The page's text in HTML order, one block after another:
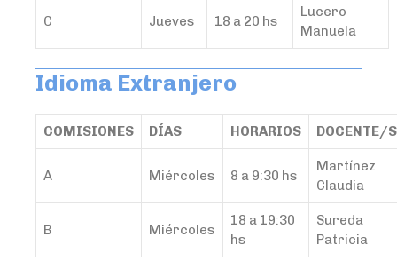
C Jueves 18 a 20 hs
Lucero
Manuela
Idioma Extranjero
COMISIONES DÍAS HORARIOS DOCENTE/S
A Miércoles 8 a 9:30 hs
Martínez
Claudia
B Miércoles
18 a 19:30
hs
Sureda
Patricia